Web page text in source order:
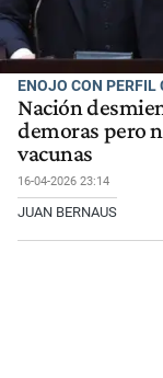
ENOJO CON PERFIL
Nación
demoras pero
vacunas
16-04-2026 23:14
JUAN BERNAUS